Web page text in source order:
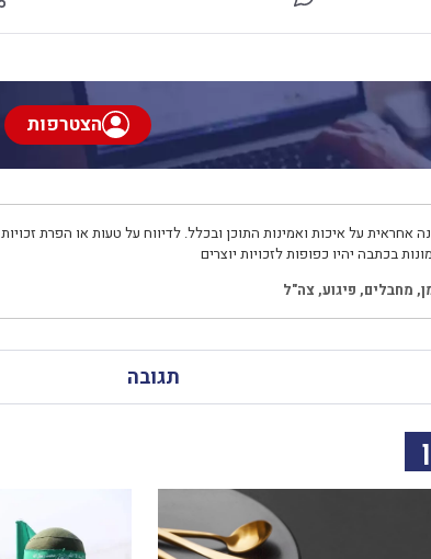
הצטרפות
אחראית על איכות ואמינות התוכן ובכלל. לדיווח על טעות או הפרת זכויות
בכתבה יהיו כפופות לזכויות יוצרים
, מחבלים, פיגוע,צה"ל
תגובה